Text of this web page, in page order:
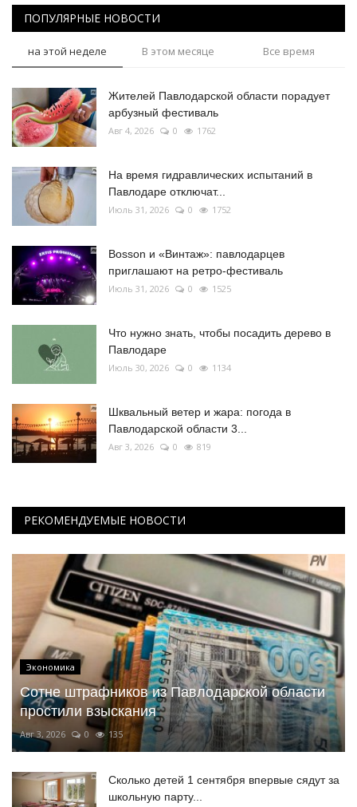
ПОПУЛЯРНЫЕ НОВОСТИ
на этой неделе В этом месяце Все время
Жителей Павлодарской области порадует
арбузный фестиваль
Авг 4, 2026 0 1762
На время гидравлических испытаний в
Павлодаре отключат...
Июль 31, 2026 0 1752
Bosson и «Винтаж»: павлодарцев
приглашают на ретро-фестиваль
Июль 31, 2026 0 1525
Что нужно знать, чтобы посадить дерево в
Павлодаре
Июль 30, 2026 0 1134
Шквальный ветер и жара: погода в
Павлодарской области 3...
Авг 3, 2026 0 819
РЕКОМЕНДУЕМЫЕ НОВОСТИ
Экономика
Сотне штрафников из Павлодарской области
простили взыскания
Авг 3, 2026 0 135
Сколько детей 1 сентября впервые сядут за
школьную парту...